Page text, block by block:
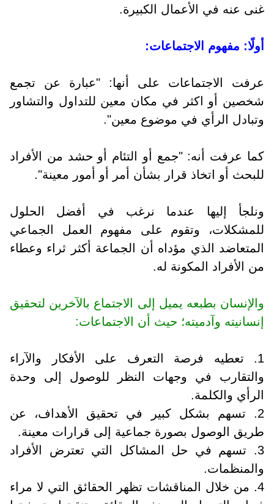
غنى عنه في الأعمال الكبيرة.
أولًا: مفهوم الاجتماعات:
عرفت الاجتماعات على أنها: "عبارة عن تجمع
شخصين أو اكثر في مكان معين للتداول والتشاور
وتبادل الرأي في موضوع معين".
كما عرفت أنه: "جمع أو التئام أو حشد من الأفراد
للبحث أو اتخاذ قرار بشأن أمر أو أمور معينة".
ونلجأ إليها عندما نرغب في أفضل الحلول
للمشكلات، وتقوم على مفهوم العمل الجماعي
المتعاضد الذي مؤداه أن الجماعة أكثر ثراء وعطاء
من الأفراد المكونة له.
والإنسان بطبعه يميل إلى الاجتماع بالآخرين لتحقيق
إنسانيته وآدميته؛ حيث أن الاجتماعات:
1. تعطيه فرصة التعرف على الأفكار والآراء
والتقارب في وجهات النظر للوصول إلى وحدة
الرأي والكلمة.
2. تسهم بشكل كبير في تحقيق الأهداف، عن
طريق الوصول بصورة جماعية إلى قرارات معينة.
3. تسهم في حل المشاكل التي تعترض الأفراد
والمنظمات.
4. من خلال المناقشات تظهر الحقائق التي لا مراء